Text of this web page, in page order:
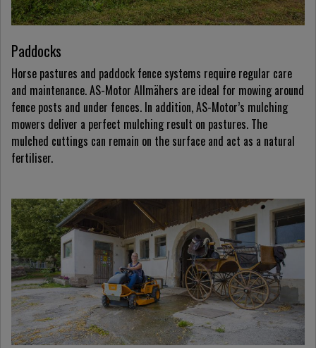
Paddocks
Horse pastures and paddock fence systems require regular care
and maintenance. AS-Motor Allmähers are ideal for mowing around
fence posts and under fences. In addition, AS-Motor’s mulching
mowers deliver a perfect mulching result on pastures. The
mulched cuttings can remain on the surface and act as a natural
fertiliser.